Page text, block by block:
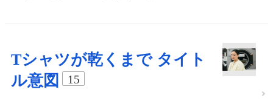
Tシャツが乾くまで タイト
ル意図
15